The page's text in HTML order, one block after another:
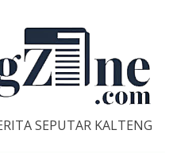
SEPUTAR KALTENG